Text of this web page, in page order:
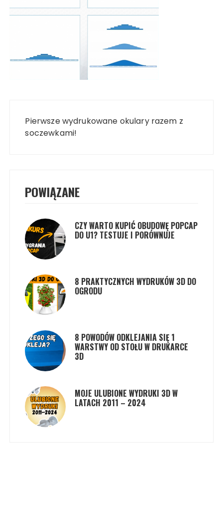
wpisu
Pierwsze wydrukowane okulary razem z
soczewkami!
POWIĄZANE
CZY WARTO KUPIĆ OBUDOWĘ POPCAP
DO U1? TESTUJE I PORÓWNUJE
8 PRAKTYCZNYCH WYDRUKÓW 3D DO
OGRODU
8 POWODÓW ODKLEJANIA SIĘ 1
WARSTWY OD STOŁU W DRUKARCE
3D
MOJE ULUBIONE WYDRUKI 3D W
LATACH 2011 – 2024